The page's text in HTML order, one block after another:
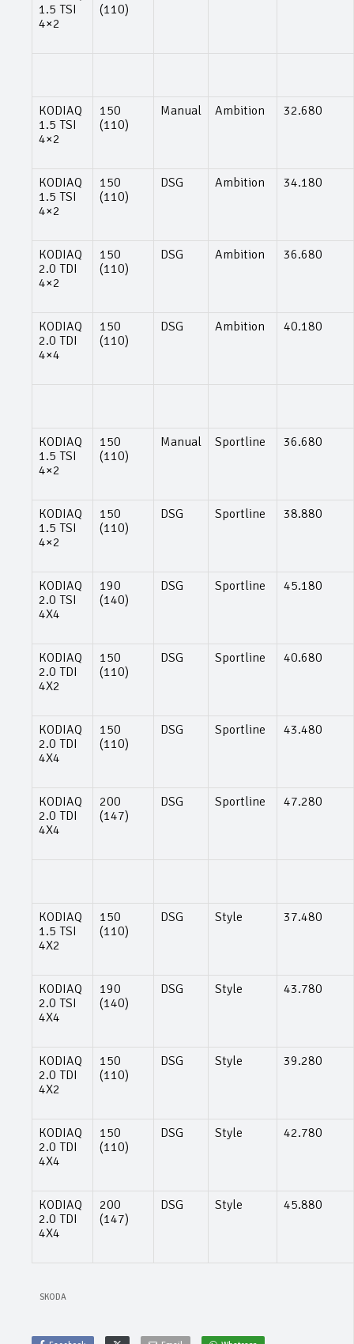
1.5 TSI
4×2
(110)
KODIAQ
1.5 TSI
4×2
150
(110)
Manual Ambition 32.680
KODIAQ
1.5 TSI
4×2
150
(110)
DSG Ambition 34.180
KODIAQ
2.0 TDI
4×2
150
(110)
DSG Ambition 36.680
KODIAQ
2.0 TDI
4×4
150
(110)
DSG Ambition 40.180
KODIAQ
1.5 TSI
4×2
150
(110)
Manual Sportline 36.680
KODIAQ
1.5 TSI
4×2
150
(110)
DSG Sportline 38.880
KODIAQ
2.0 TSI
4X4
190
(140)
DSG Sportline 45.180
KODIAQ
2.0 TDI
4X2
150
(110)
DSG Sportline 40.680
KODIAQ
2.0 TDI
4X4
150
(110)
DSG Sportline 43.480
KODIAQ
2.0 TDI
4X4
200
(147)
DSG Sportline 47.280
KODIAQ
1.5 TSI
4X2
150
(110)
DSG Style 37.480
KODIAQ
2.0 TSI
4X4
190
(140)
DSG Style 43.780
KODIAQ
2.0 TDI
4X2
150
(110)
DSG Style 39.280
KODIAQ
2.0 TDI
4X4
150
(110)
DSG Style 42.780
KODIAQ
2.0 TDI
4X4
200
(147)
DSG Style 45.880
SKODA